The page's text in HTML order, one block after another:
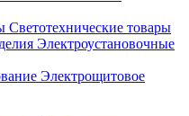
Светотехнические товары
Электроустановочные
Электрощитовое